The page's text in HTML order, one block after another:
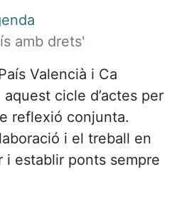
amb drets'
Valencià i Ca
cicle d’actes per
reflexió conjunta.
i el treball en
i establir ponts sempre